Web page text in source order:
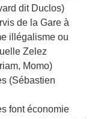
dit Duclos)
de la Gare à
illégalisme ou
Zelez
Momo)
(Sébastien
font économie